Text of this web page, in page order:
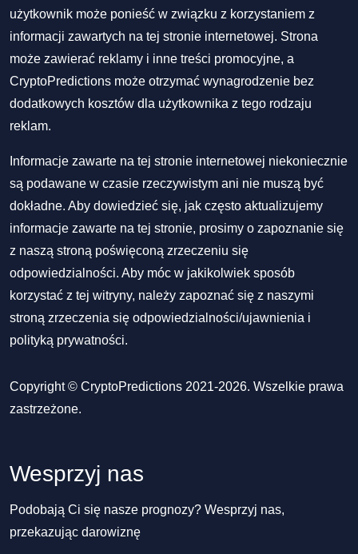
użytkownik może ponieść w związku z korzystaniem z
informacji zawartych na tej stronie internetowej. Strona
może zawierać reklamy i inne treści promocyjne, a
CryptoPredictions może otrzymać wynagrodzenie bez
dodatkowych kosztów dla użytkownika z tego rodzaju
reklam.
Informacje zawarte na tej stronie internetowej niekoniecznie
są podawane w czasie rzeczywistym ani nie muszą być
dokładne. Aby dowiedzieć się, jak często aktualizujemy
informacje zawarte na tej stronie, prosimy o zapoznanie się
z naszą stroną poświęconą zrzeczeniu się
odpowiedzialności. Aby móc w jakikolwiek sposób
korzystać z tej witryny, należy zapoznać się z naszymi
stroną zrzeczenia się odpowiedzialności/ujawnienia i
polityką prywatności.
Copyright © CryptoPredictions 2021-2026. Wszelkie prawa
zastrzeżone.
Wesprzyj nas
Podobają Ci się nasze prognozy? Wesprzyj nas,
przekazując darowiznę